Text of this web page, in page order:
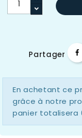
Partager
En achetant ce
grâce à notre
panier totalisera